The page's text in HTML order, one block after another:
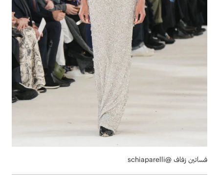
فساتين زفاف @schiaparelli